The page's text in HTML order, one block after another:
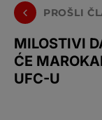
PROŠLI
MILOSTIVI
ĆE
UFC-U